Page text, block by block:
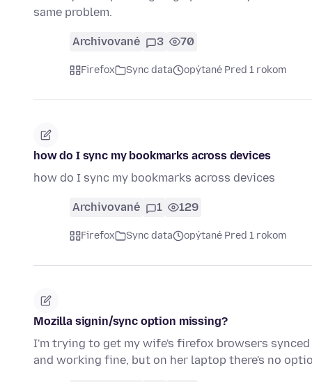
same problem.
Archivované 3 70
Firefox Sync data opýtané Pred 1 rokom
how do I sync my bookmarks across devices
how do I sync my bookmarks across devices
Archivované 1 129
Firefox Sync data opýtané Pred 1 rokom
Mozilla signin/sync option missing?
I'm trying to get my wife's firefox browsers
and working fine, but on her laptop there's no